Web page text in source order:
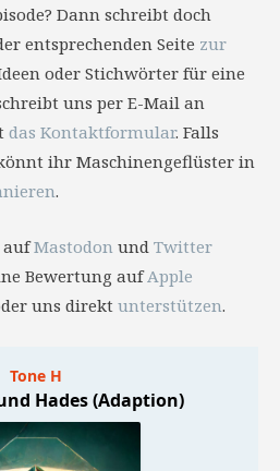
Dann schreibt doch
entsprechenden Seite zur
oder Stichwörter für eine
uns per E-Mail an
das Kontaktformular. Falls
ihr Maschinengeflüster in
.
aufMastodon und Twitter
Bewertung aufApple
uns direkt unterstützen.